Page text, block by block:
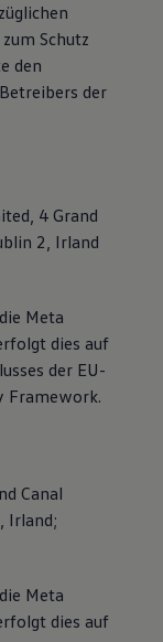
Schutz
den
der
4 Grand
2, Irland
Meta
dies auf
der EU-
Framework.
Canal
Irland;
Meta
dies auf